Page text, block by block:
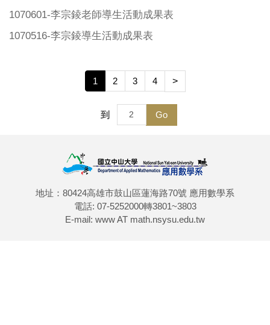
1070601-李宗錂老師導生活動成果表
1070516-李宗錂導生活動成果表
1 2 3 4 >
到 Go
地址：80424高雄市鼓山區蓮海路70號 應用數學系
電話: 07-5252000轉3801~3803
E-mail: www AT math.nsysu.edu.tw